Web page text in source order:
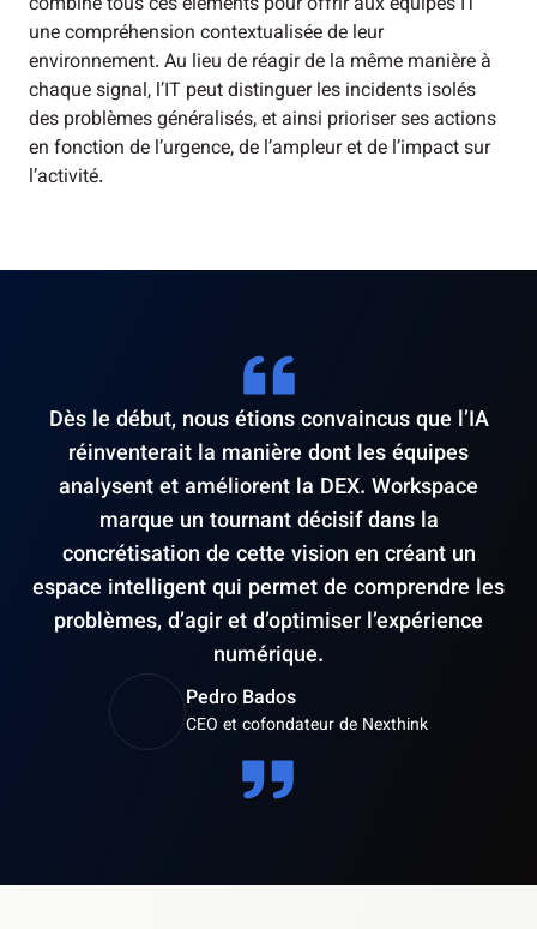
une compréhension contextualisée de leur
environnement. Au lieu de réagir de la même manière à
chaque signal, l’IT peut distinguer les incidents isolés
des problèmes généralisés, et ainsi prioriser ses actions
en fonction de l’urgence, de l’ampleur et de l’impact sur
l’activité.
Dès le début, nous étions convaincus que l’IA
réinventerait la manière dont les équipes
analysent et améliorent la DEX. Workspace
marque un tournant décisif dans la
concrétisation de cette vision en créant un
espace intelligent qui permet de comprendre les
problèmes, d’agir et d’optimiser l’expérience
numérique.
Pedro Bados
CEO et cofondateur de Nexthink